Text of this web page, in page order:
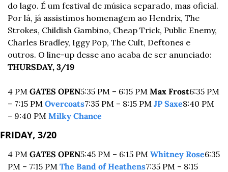
do lago. É um festival de música separado, mas oficial.
Por lá, já assistimos homenagem ao Hendrix, The
Strokes, Childish Gambino, Cheap Trick, Public Enemy,
Charles Bradley, Iggy Pop, The Cult, Deftones e
outros.
THURSDAY, 3/19
4 PM GATES OPEN5:35 PM – 6:15 PM Max Frost6:35 PM
– 7:15 PM Overcoats7:35 PM – 8:15 PM JP Saxe8:40 PM
– 9:40 PM Milky Chance
FRIDAY, 3/20
4 PM GATES OPEN5:45 PM – 6:15 PM Whitney Rose6:35
PM – 7:15 PM The Band of Heathens7:35 PM – 8:15